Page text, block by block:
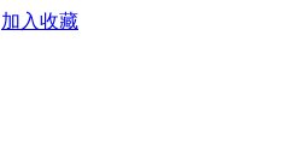
加入收藏